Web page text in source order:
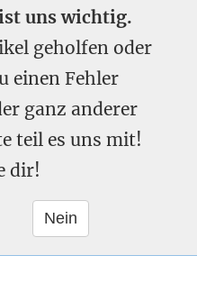
uns wichtig.
geholfen oder
einen Fehler
ganz anderer
teil es uns mit!
dir!